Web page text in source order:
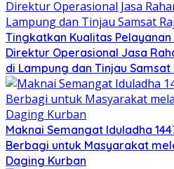
Tingkatkan Kualitas
Direktur Operasional Jasa
di Lampung dan Tinjau Samsat
Maknai Semangat Iduladha
Berbagi untuk Masyarakat
Daging Kurban